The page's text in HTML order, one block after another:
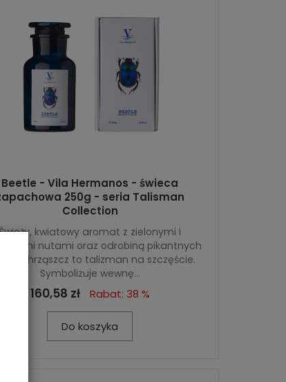
Beetle - Vila Hermanos - świeca
250g - seria Talisman
Collection
kwiatowy aromat z zielonymi i
nutami oraz odrobiną pikantnych
Chrząszcz to talizman na szczęście.
Symbolizuje wewnę...
160,58 zł Rabat: 38 %
Do koszyka